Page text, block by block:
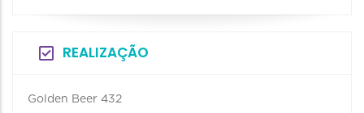
REALIZAÇÃO
Golden Beer 432